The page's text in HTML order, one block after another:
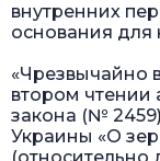
внутренних
основания для
«Чрезвычайно
втором чтении
закона (№
Украины «О